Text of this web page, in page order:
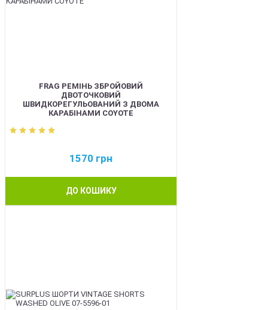
FRAG РЕМІНЬ ЗБРОЙОВИЙ
ДВОТОЧКОВИЙ
ШВИДКОРЕГУЛЬОВАНИЙ З ДВОМА
КАРАБІНАМИ COYOTE
1570 грн
ДО КОШИКУ